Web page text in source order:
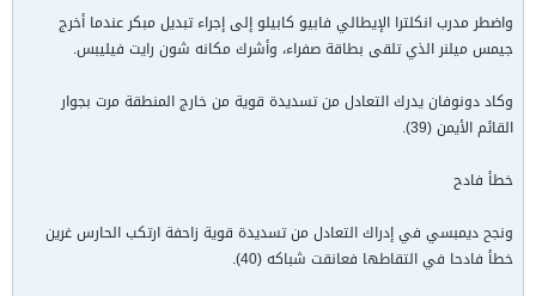
واضطر مدرب انكلترا الإيطالي فابيو كابيلو إلى إجراء تبديل مبكر عندما أخرج
جيمس ميلنر الذي تلقى بطاقة صفراء، وأشرك مكانه شون رايت فيليبس.
وكاد دونوفان يدرك التعادل من تسديدة قوية من خارج المنطقة مرت بجوار
القائم الأيمن (39).
خطأ فادح
ونجح ديمبسي في إدراك التعادل من تسديدة قوية زاحفة ارتكب الحارس غرين
خطأ فادحا في التقاطها فعانقت شباكه (40).